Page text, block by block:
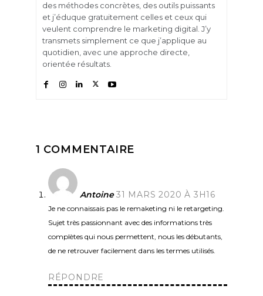
des méthodes concrètes, des outils puissants
et j’éduque gratuitement celles et ceux qui
veulent comprendre le marketing digital. J’y
transmets simplement ce que j’applique au
quotidien, avec une approche directe,
orientée résultats.
1 COMMENTAIRE
Antoine 31 MARS 2020 À 3H16
Je ne connaissais pas le remaketing ni le retargeting.
Sujet très passionnant avec des informations très
complètes qui nous permettent, nous les débutants,
de ne retrouver facilement dans les termes utilisés.
RÉPONDRE